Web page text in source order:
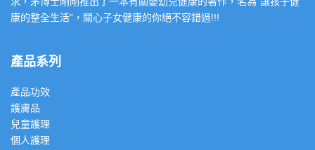
康的整全生活”，關心子女健康的你絕不容錯過!!!
產品系列
產品功效
護膚品
兒童護理
個人護理